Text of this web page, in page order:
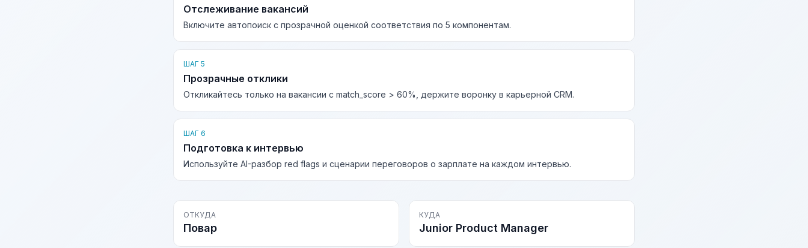
Отслеживание вакансий
Включите автопоиск с прозрачной оценкой соответствия по 5 компонентам.
ШАГ 5
Прозрачные отклики
Откликайтесь только на вакансии с match_score > 60%, держите воронку в карьерной CRM.
ШАГ 6
Подготовка к интервью
Используйте AI-разбор red flags и сценарии переговоров о зарплате на каждом интервью.
ОТКУДА
Повар
КУДА
Junior Product Manager